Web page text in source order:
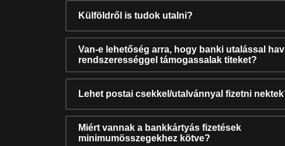
Külföldről is tudok utalni?
Van-e lehetőség arra, hogy banki utalással
rendszerességgel támogassalak titeket?
Lehet postai csekkel/utalvánnyal fizetni
Miért vannak a bankkártyás fizetések
minimumösszegekhez kötve?